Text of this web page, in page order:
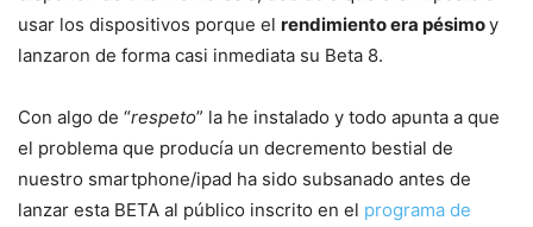
usar los dispositivos porque el rendimiento era pésimoy
lanzaron de forma casi inmediata su Beta 8.
Con algo de “respeto” la he instalado y todo apunta a que
el problema que producía un decremento bestial de
nuestro smartphone/ipad ha sido subsanado antes de
lanzar esta BETA al público inscrito en el programa de